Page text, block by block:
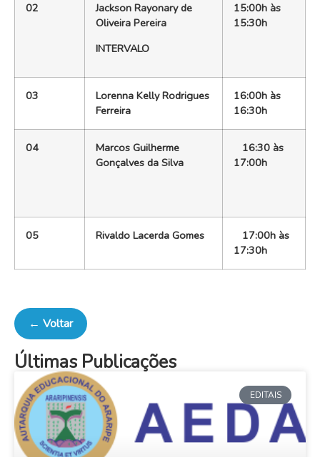
02
Jackson Rayonary de
Oliveira Pereira
INTERVALO
15:00h às
15:30h
03
Lorenna Kelly Rodrigues
Ferreira
16:00h às
16:30h
04
Marcos Guilherme
Gonçalves da Silva
16:30 às
17:00h
05 Rivaldo Lacerda Gomes
17:00h às
17:30h
← Voltar
Últimas Publicações
EDITAIS